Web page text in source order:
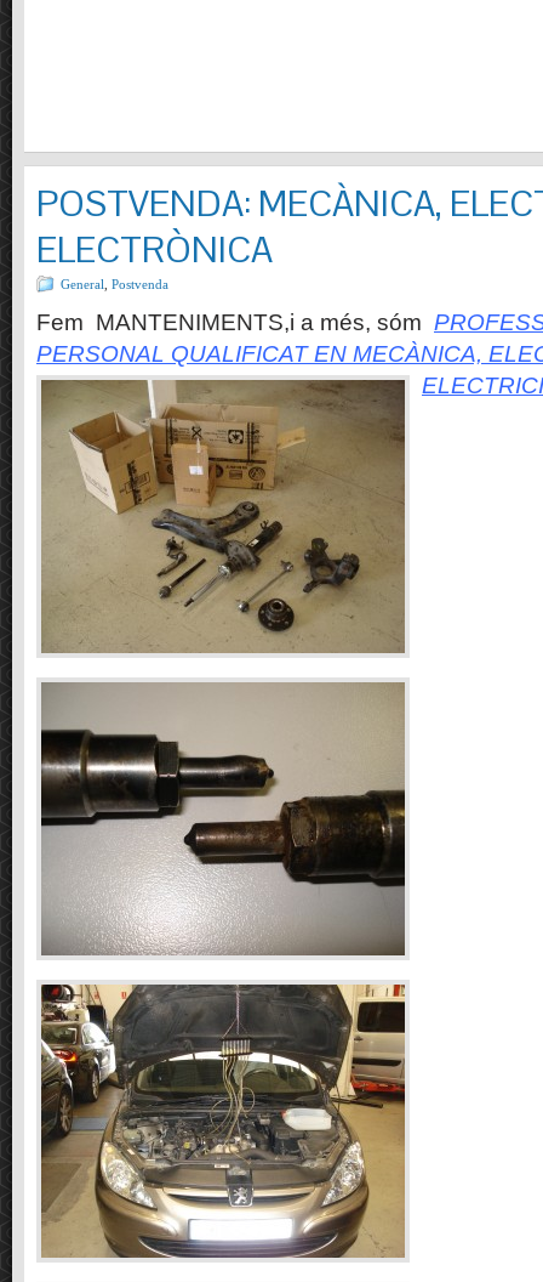
POSTVENDA: MECÀNICA,
ELECTRÒNICA
General Postvenda
Fem MANTENIMENTS,i a més, sóm
PERSONAL QUALIFICAT EN MECÀNICA,